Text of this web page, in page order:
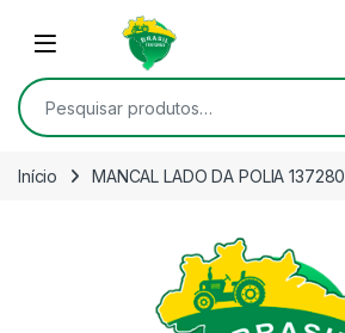
Skip to navigation
Open
Pesquisar por:
Início MANCAL LADO DA POLIA 137280